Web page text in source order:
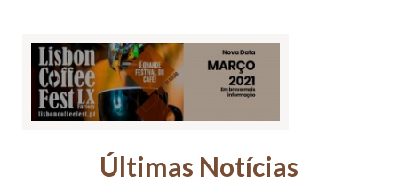
Últimas Notícias